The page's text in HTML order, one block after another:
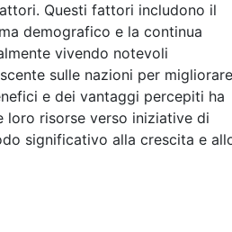
Questi fattori includono il
demografico e la continua
vivendo notevoli
sulle nazioni per migliorare
e dei vantaggi percepiti ha
risorse verso iniziative di
significativo alla crescita e